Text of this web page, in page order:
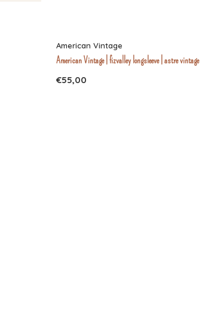
American Vintage
American Vintage | fizvalley longsleeve | astre vintage
€55,00